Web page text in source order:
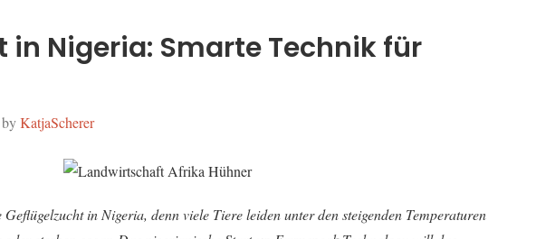
in Nigeria: Smarte Technik für
byKatjaScherer
in Nigeria, denn viele Tiere leiden unter den steigenden Temperaturen